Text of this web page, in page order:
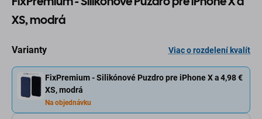
XS, modrá
Varianty Viac o rozdelení kvalít
FixPremium - Silikónové Puzdro pre iPhone X a
XS, modrá
4,98 €
Na objednávku